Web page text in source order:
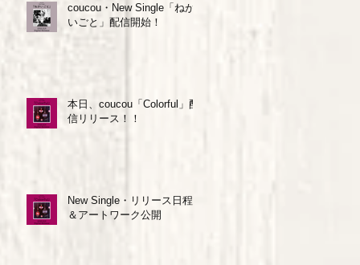
coucou・New Single「ねが
いごと」配信開始！
本日、coucou「Colorful」配
信リリース！！
New Single・リリース日程
＆アートワーク公開